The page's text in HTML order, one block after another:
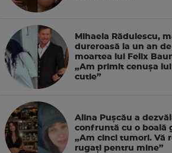
Mihaela Rădulescu,
dureroasă la un an de
moartea lui Felix
„Am primit cenușa
cutie”
Alina Pușcău a
confruntă cu o boală
„Am cinci tumori. Vă
rugați pentru mine”